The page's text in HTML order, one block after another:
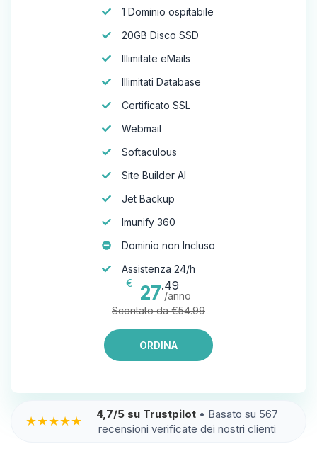
1 Dominio ospitabile
20GB Disco SSD
Illimitate eMails
Illimitati Database
Certificato SSL
Webmail
Softaculous
Site Builder AI
Jet Backup
Imunify 360
Dominio non Incluso
Assistenza 24/h
€
27.49
/anno
Scontato da €54.99
ORDINA
★★★★★ 4,7/5 su Trustpilot• Basato su 567
recensioni verificate dei nostri clienti